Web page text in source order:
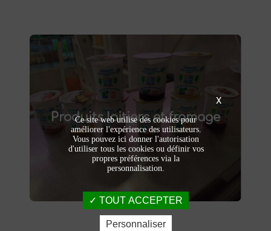
Produits laitiers et fromage
Produits laitiers et fromage
Dégustez nos
produits laitiers et fromages à
Saint-Saulve
. Yaourts crémeux, fromages
affinés et autres délices laitiers vous
attendent dans notre ferme. Livraison et
vente directe à la ferme pour une fraîcheur
garantie.
X
Ce site web utilise des cookies pour
améliorer l'expérience des utilisateurs.
Vous pouvez ici donner l'autorisation
d'utiliser tous les cookies ou définir vos
propres préférences via la
personnalisation.
TOUT ACCEPTER
Personnaliser